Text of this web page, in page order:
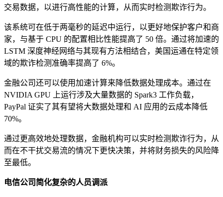
交易数据，以进行高性能的计算，从而实时检测欺诈行为。
该系统可在低于两毫秒的延迟中运行，以更好地保护客户和商
家，与基于 CPU 的配置相比性能提高了 50 倍。通过将加速的
LSTM 深度神经网络与其现有方法相结合，美国运通在特定领
域的欺诈检测准确率提高了 6%。
金融公司还可以使用加速计算来降低数据处理成本。通过在
NVIDIA GPU 上运行涉及大量数据的 Spark3 工作负载，
PayPal 证实了其有望将大数据处理和 AI 应用的云成本降低
70%。
通过更高效地处理数据，金融机构可以实时检测欺诈行为，从
而在不干扰交易流的情况下更快决策，并将财务损失的风险降
至最低。
电信公司简化复杂的人员调派